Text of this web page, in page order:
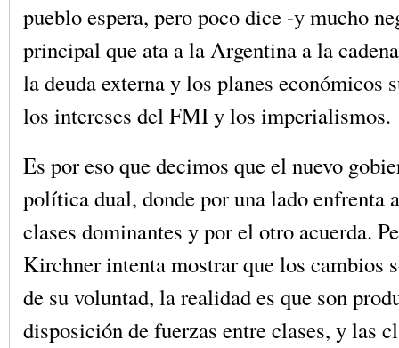
pueblo espera, pero poco dice -y mucho
principal que ata a la Argentina a la
la deuda externa y los planes económicos
los intereses del FMI y los imperialismos.
Es por eso que decimos que el nuevo
política dual, donde por una lado enfrenta
clases dominantes y por el otro acuerda.
Kirchner intenta mostrar que los cambios
de su voluntad, la realidad es que son
disposición de fuerzas entre clases, y las